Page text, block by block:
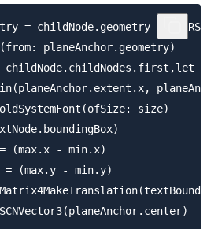
= childNode.geometry as?
planeAnchor.geometry)
childNode.childNodes.first,let
size)
(max.x - min.x)
= (max.y - min.y)